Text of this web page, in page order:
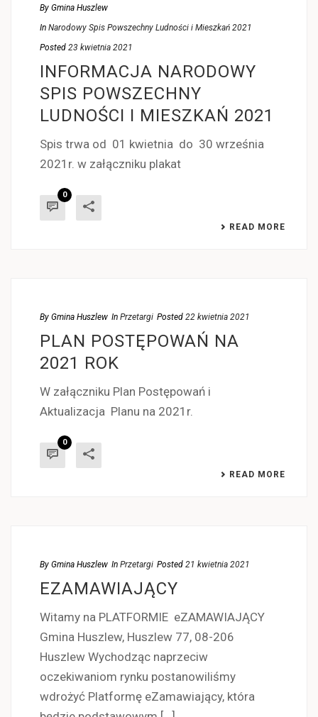
By Gmina Huszlew
In Narodowy Spis Powszechny Ludności i Mieszkań 2021
Posted 23 kwietnia 2021
INFORMACJA NARODOWY
SPIS POWSZECHNY
LUDNOŚCI I MIESZKAŃ 2021
Spis trwa od 01 kwietnia do 30 września
2021r. w załączniku plakat
0
READ MORE
By Gmina Huszlew In Przetargi Posted 22 kwietnia 2021
PLAN POSTĘPOWAŃ NA
2021 ROK
W załączniku Plan Postępowań i
Aktualizacja Planu na 2021r.
0
READ MORE
By Gmina Huszlew In Przetargi Posted 21 kwietnia 2021
EZAMAWIAJĄCY
Witamy na PLATFORMIE eZAMAWIAJĄCY
Gmina Huszlew, Huszlew 77, 08-206
Huszlew Wychodząc naprzeciw
oczekiwaniom rynku postanowiliśmy
wdrożyć Platformę eZamawiający, która